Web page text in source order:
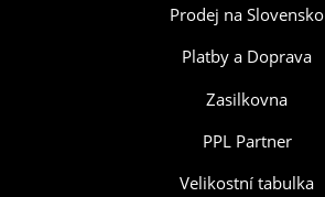
Prodej na Slovensko
Platby a Doprava
Zasilkovna
PPL Partner
Velikostní tabulka